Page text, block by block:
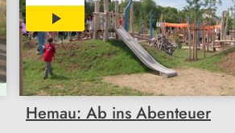
02:33
Hemau: Ab ins Abenteuer